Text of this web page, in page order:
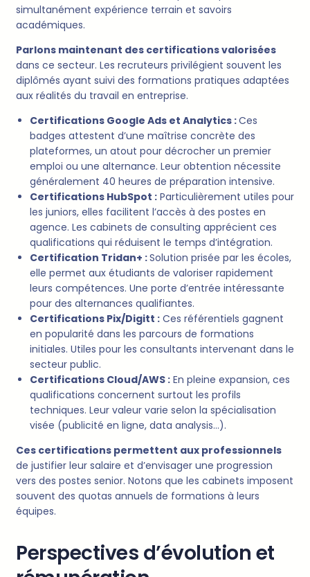
simultanément expérience terrain et savoirs
académiques.
Parlons maintenant des certifications valorisées
dans ce secteur. Les recruteurs privilégient souvent les
diplômés ayant suivi des formations pratiques adaptées
aux réalités du travail en entreprise.
Certifications Google Ads et Analytics :Ces
badges attestent d’une maîtrise concrète des
plateformes, un atout pour décrocher un premier
emploi ou une alternance. Leur obtention nécessite
généralement 40 heures de préparation intensive.
Certifications HubSpot : Particulièrement utiles pour
les juniors, elles facilitent l’accès à des postes en
agence. Les cabinets de consulting apprécient ces
qualifications qui réduisent le temps d’intégration.
Certification Tridan+ :Solution prisée par les écoles,
elle permet aux étudiants de valoriser rapidement
leurs compétences. Une porte d’entrée intéressante
pour des alternances qualifiantes.
Certifications Pix/Digitt : Ces référentiels gagnent
en popularité dans les parcours de formations
initiales. Utiles pour les consultants intervenant dans le
secteur public.
Certifications Cloud/AWS : En pleine expansion, ces
qualifications concernent surtout les profils
techniques. Leur valeur varie selon la spécialisation
visée (publicité en ligne, data analysis…).
Ces certifications permettent aux professionnels
de justifier leur salaire et d’envisager une progression
vers des postes senior. Notons que les cabinets imposent
souvent des quotas annuels de formations à leurs
équipes.
Perspectives d’évolution et